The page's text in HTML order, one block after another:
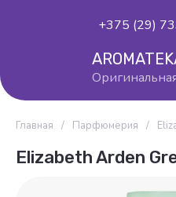
+375 (29)
Главная / Парфюмерия /
Elizabeth Arden